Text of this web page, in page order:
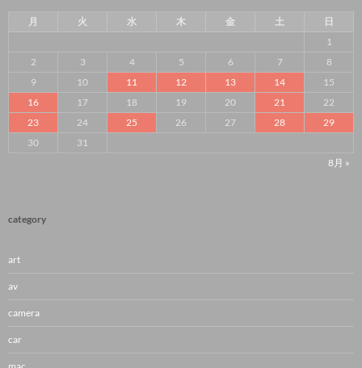
月 火 水 木 金 土
日
1
2
3 4 5 6 7
8
9
10 11 12 13 14
15
16
17 18 19 20 21
22
23
24 25 26 27 28
29
30
31
8月 »
category
art
av
camera
car